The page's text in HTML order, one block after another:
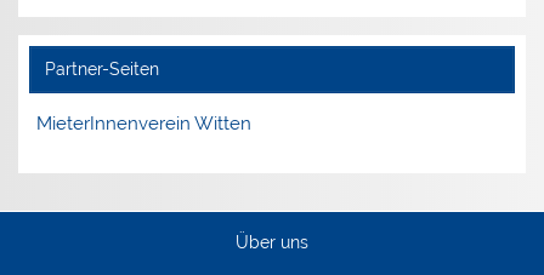
Partner-Seiten
MieterInnenverein Witten
Über uns